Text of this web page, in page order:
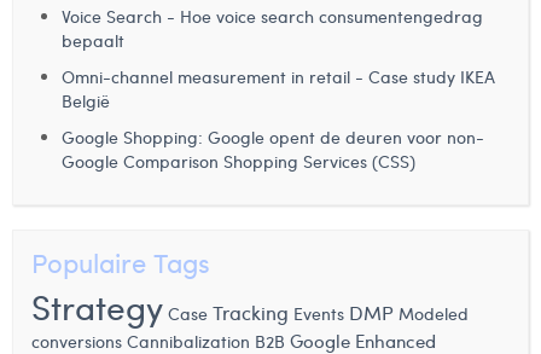
Voice Search - Hoe voice search consumentengedrag
bepaalt
Omni-channel measurement in retail - Case study IKEA
België
Google Shopping: Google opent de deuren voor non-
Google Comparison Shopping Services (CSS)
Populaire Tags
Strategy Case Tracking Events DMP Modeled
conversions Cannibalization B2B Google Enhanced